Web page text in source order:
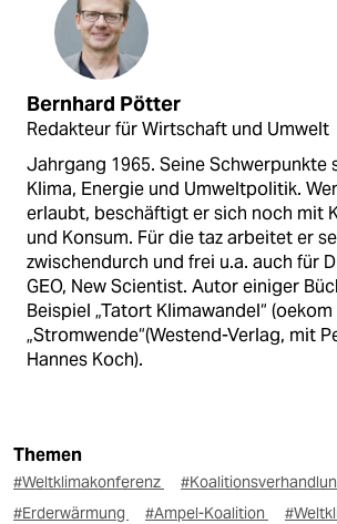
Bernhard Pötter
Redakteur für Wirtschaft und Umwelt
Jahrgang 1965. Seine Schwerpunkte
Klima, Energie und Umweltpolitik.
erlaubt, beschäftigt er sich noch mit
und Konsum. Für die taz arbeitet er
zwischendurch und frei u.a. auch für
GEO, New Scientist. Autor einiger
Beispiel „Tatort Klimawandel“
„Stromwende“(Westend-Verlag, mit
Hannes Koch).
Themen
#Weltklimakonferenz
#Erderwärmung
#Ampel-Koalition